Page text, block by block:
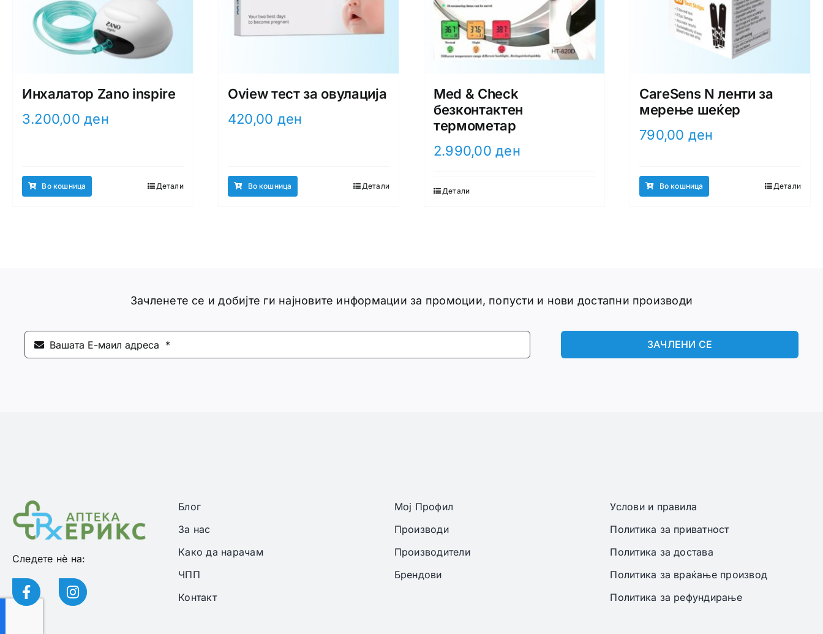
Инхалатор Zano inspire
3.200,00ден
Во кошница Детали
Oview тест за овулација
420,00 ден
Во кошница Детали
Med & Check
безконтактен
термометар
2.990,00ден
Детали
CareSens N ленти за
мерење шеќер
790,00 ден
Во кошница Детали
Зачленете се и добијте ги најновите информации за промоции, попусти и нови достапни производи
ЗАЧЛЕНИ СЕ
Следете нѐ на:
Блог
За нас
Како да нарачам
ЧПП
Контакт
Мој Профил
Производи
Производители
Брендови
Услови и правила
Политика за приватност
Политика за достава
Политика за враќање производ
Политика за рефундирање